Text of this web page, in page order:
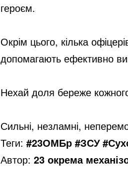
героєм.
Окрім цього, кілька
допомагають ефективно
Нехай доля береже
Сильні, незламні,
Теги: #23ОМБр #ЗСУ
Автор: 23 окрема